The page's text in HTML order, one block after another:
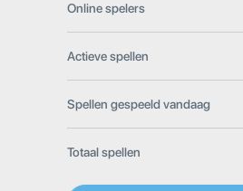
Online spelers
Actieve spellen
Spellen gespeeld vandaag
Totaal spellen